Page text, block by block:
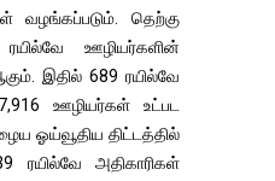
வழங்கப்படும். தெற்கு
ரயில்வே ஊழியர்களின்
இதில் 689 ரயில்வே
ஊழியர்கள் உட்பட
ஓய்வூதிய திட்டத்தில்
ரயில்வே அதிகாரிகள்